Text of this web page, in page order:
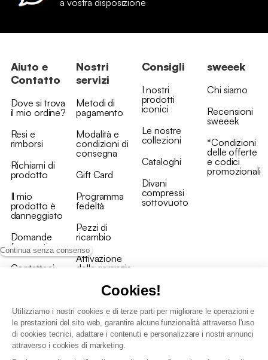
Continua senza consenso
Cookies!
Utilizziamo i nostri cookies e di terze parti per migliorare le operazioni e
le prestazioni del sito web, garantire alcune funzionalità attraverso l'uso
di cookies tecnici, adattare i contenuti e personalizzare i nostri annunci
attraverso i cookies di marketing.
a vostra disposizione
Aiuto e
Contatto
Dove si trova
il mio ordine?
Resi e
rimborsi
Richiami di
prodotto
Il mio
prodotto è
danneggiato
Domande
frequenti
Contattaci
Nostri
servizi
Metodi di
pagamento
Modalità e
condizioni di
consegna
Gift Card
Programma
fedeltà
Pezzi di
ricambio
Attivazione
della garanzia
Consigli
I nostri
prodotti
iconici
Le nostre
collezioni
Cataloghi
Divani
compressi
sottovuoto
sweeek
Chi siamo
Recensioni
sweeek
*Condizioni
delle offerte
e codici
promozionali
Condizioni generali vendita